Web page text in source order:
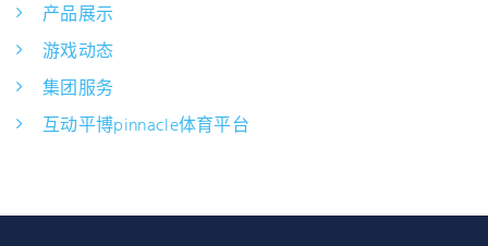
产品展示
游戏动态
集团服务
互动平博pinnacle体育平台